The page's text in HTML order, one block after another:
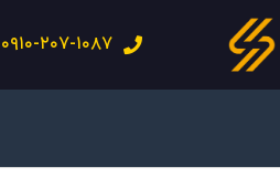
رفتن
به
محتوا
۰۹۱۰-۲۰۷-۱۰۸۷